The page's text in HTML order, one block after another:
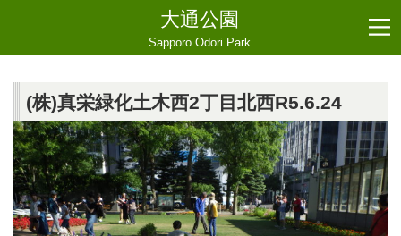
大通公園
Sapporo Odori Park
(株)真栄緑化土木西2丁目北西R5.6.24